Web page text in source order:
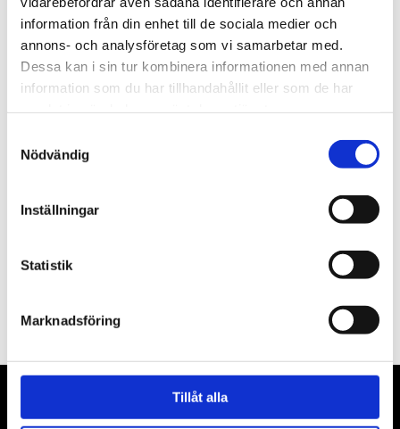
information från din enhet till de sociala medier och
annons- och analysföretag som vi samarbetar med.
Dessa kan i sin tur kombinera informationen med annan
information som du har tillhandahållit eller som de har
Nödvändig
Inställningar
Statistik
Marknadsföring
Tillåt alla
Finns i lager